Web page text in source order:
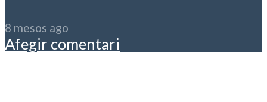
8 mesos ago
Afegir comentari